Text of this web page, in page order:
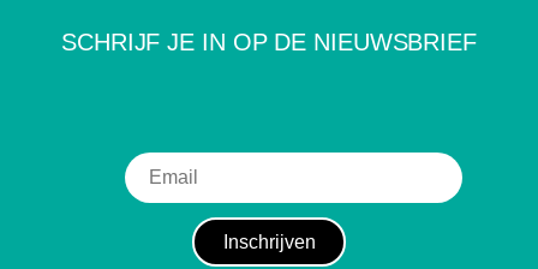
SCHRIJF JE IN OP DE NIEUWSBRIEF